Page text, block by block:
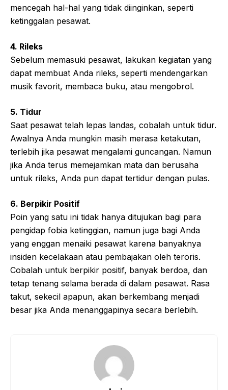
mencegah hal-hal yang tidak diinginkan, seperti
ketinggalan pesawat.
4. Rileks
Sebelum memasuki pesawat, lakukan kegiatan yang
dapat membuat Anda rileks, seperti mendengarkan
musik favorit, membaca buku, atau mengobrol.
5. Tidur
Saat pesawat telah lepas landas, cobalah untuk tidur.
Awalnya Anda mungkin masih merasa ketakutan,
terlebih jika pesawat mengalami guncangan. Namun
jika Anda terus memejamkan mata dan berusaha
untuk rileks, Anda pun dapat tertidur dengan pulas.
6. Berpikir Positif
Poin yang satu ini tidak hanya ditujukan bagi para
pengidap fobia ketinggian, namun juga bagi Anda
yang enggan menaiki pesawat karena banyaknya
insiden kecelakaan atau pembajakan oleh teroris.
Cobalah untuk berpikir positif, banyak berdoa, dan
tetap tenang selama berada di dalam pesawat. Rasa
takut, sekecil apapun, akan berkembang menjadi
besar jika Anda menanggapinya secara berlebih.